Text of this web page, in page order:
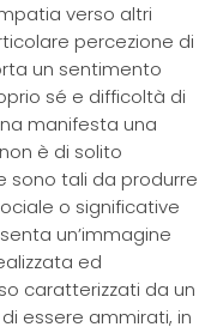
verso altri
percezione di
un sentimento
sé e difficoltà di
manifesta una
è di solito
sono tali da produrre
o significative
un’immagine
ed
caratterizzati da un
essere ammirati, in